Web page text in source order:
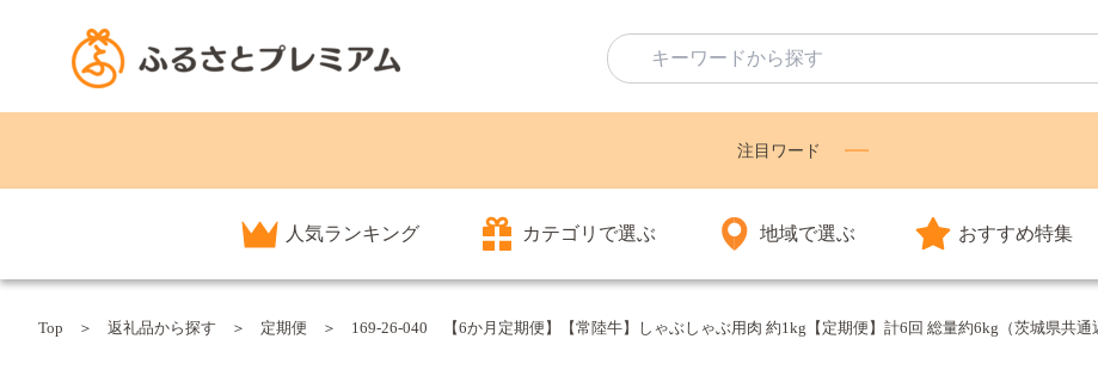
注目ワード
人気ランキング カテゴリで選ぶ 地域で選ぶ おすすめ特集
Top 返礼品から探す 定期便 169-26-040 【6か月定期便】【常陸牛】しゃぶしゃぶ用肉 約1kg【定期便】計6回 総量約6kg（茨城県共